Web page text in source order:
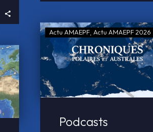
Actu AMAEPF Actu AMAEPF 2026
Podcasts